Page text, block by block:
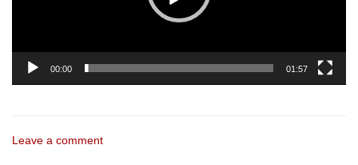
00:00 01:57
Leave a comment